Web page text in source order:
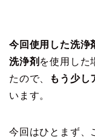
今回使用した洗浄
洗浄剤 を使用した
たので、
もう少し
います。
今回はひとまず、